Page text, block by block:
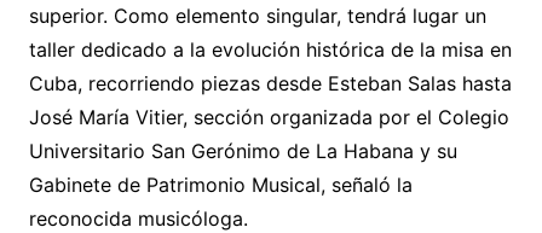
superior. Como elemento singular, tendrá lugar un
taller dedicado a la evolución histórica de la misa en
Cuba, recorriendo piezas desde Esteban Salas hasta
José María Vitier, sección organizada por el Colegio
Universitario San Gerónimo de La Habana y su
Gabinete de Patrimonio Musical, señaló la
reconocida musicóloga.